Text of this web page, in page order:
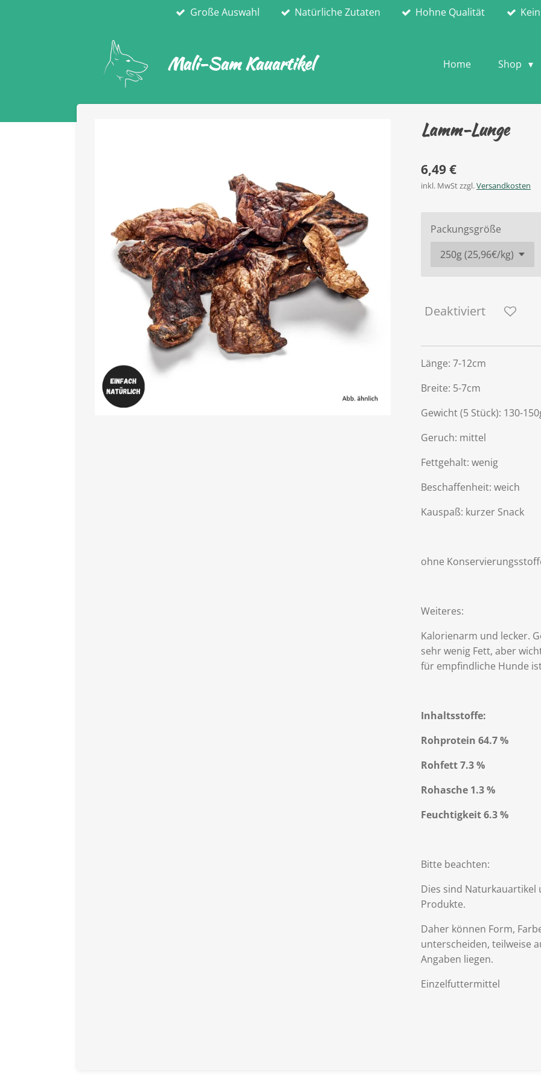
Große Auswahl Natürliche Zutaten Hohne Qualität
Mali-Sam Kauartikel Home Shop
Lamm-Lunge
6,49 €
inkl. MwSt zzgl. Versandkosten
Packungsgröße
Deaktiviert
Länge: 7-12cm
Breite: 5-7cm
Gewicht (5 Stück): 130-
Geruch: mittel
Fettgehalt: wenig
Beschaffenheit: weich
Kauspaß: kurzer Snack
ohne
Weiteres:
Kalorienarm und lecker.
sehr wenig Fett, aber
für empfindliche Hunde
Inhaltsstoffe:
Rohprotein 64.7 %
Rohfett 7.3 %
Rohasche 1.3 %
Feuchtigkeit 6.3 %
Bitte beachten:
Dies sind Naturkauartikel
Produkte.
Daher können Form,
unterscheiden, teilweise
Angaben liegen.
Einzelfuttermittel